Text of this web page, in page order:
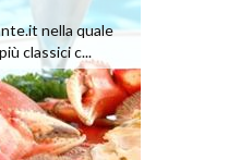
nella quale
classici c...